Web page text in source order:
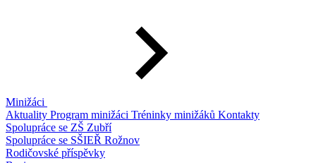
Minižáci
Aktuality Program minižáci Tréninky minižáků Kontakty
Spolupráce se ZŠ Zubří
Spolupráce se SŠIEŘ Rožnov
Rodičovské příspěvky